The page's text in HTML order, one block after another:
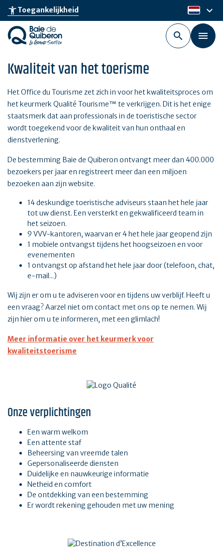
Skip
main
content
accessibility_newToegankelijkheid nl
keyboard_arrow_down
Kwaliteit van het toerisme
Het Office du Tourisme zet zich in voor het kwaliteitsproces om
het keurmerk Qualité Tourisme™ te verkrijgen. Dit is het enige
staatsmerk dat aan professionals in de toeristische sector
wordt toegekend voor de kwaliteit van hun onthaal en
dienstverlening.
De bestemming Baie de Quiberon ontvangt meer dan 400.000
bezoekers per jaar en registreert meer dan een miljoen
bezoeken aan zijn website.
14 deskundige toeristische adviseurs staan het hele jaar
tot uw dienst. Een versterkt en gekwalificeerd team in
het seizoen.
9 VVV-kantoren, waarvan er 4 het hele jaar geopend zijn
1 mobiele ontvangst tijdens het hoogseizoen en voor
evenementen
1 ontvangst op afstand het hele jaar door (telefoon, chat,
e-mail...)
Wij zijn er om u te adviseren voor en tijdens uw verblijf. Heeft u
een vraag? Aarzel niet om contact met ons op te nemen. Wij
zijn hier om u te informeren, met een glimlach!
Meer informatie over het keurmerk voor
kwaliteitstoerisme
Onze verplichtingen
Een warm welkom
Een attente staf
Beheersing van vreemde talen
Gepersonaliseerde diensten
Duidelijke en nauwkeurige informatie
Netheid en comfort
De ontdekking van een bestemming
Er wordt rekening gehouden met uw mening